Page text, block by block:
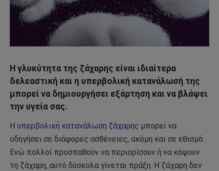
Η γλυκύτητα της ζάχαρης είναι ιδιαίτερα
δελεαστική και η υπερβολική κατανάλωσή της
μπορεί να δημιουργήσει εξάρτηση και να βλάψει
την υγεία σας.
Η υπερβολική κατανάλωση ζάχαρης μπορεί να
οδηγήσει σε διάφορες ασθένειες, ακόμη και σε εθισμό.
Ενώ πολλοί προσπαθούν να περιορίσουν ή να κόψουν
τη ζάχαρη, αυτό δύσκολα γίνεται πράξη. Η ζάχαρη δεν